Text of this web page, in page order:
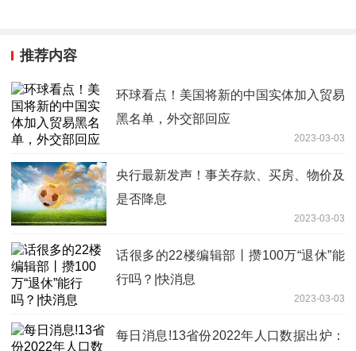
推荐内容
环球看点！美国将新的中国实体加入贸易
黑名单，外交部回应
2023-03-03
央行最新发声！事关存款、买房、物价及
是否降息
2023-03-03
话很多的22楼编辑部丨攒100万“退休”能
行吗？|快消息
2023-03-03
每日消息!13省份2022年人口数据出炉：